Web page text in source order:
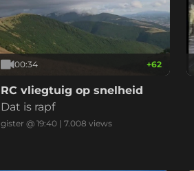
00:34 +62
RC vliegtuig op snelheid
Dat is rapf
gister @ 19:40| 7.008 views